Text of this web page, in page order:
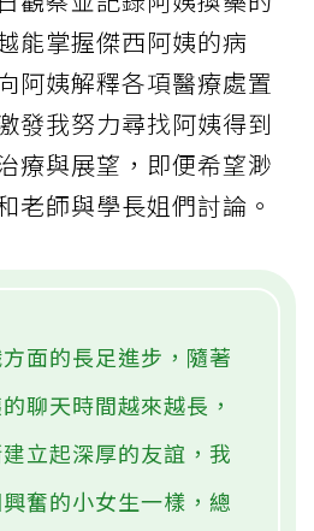
能掌握傑西阿姨的病
阿姨解釋各項醫療處置
發我努力尋找阿姨得到
療與展望，即便希望渺
老師與學長姐們討論。
面的長足進步，隨著
聊天時間越來越長，
立起深厚的友誼，我
奮的小女生一樣，總